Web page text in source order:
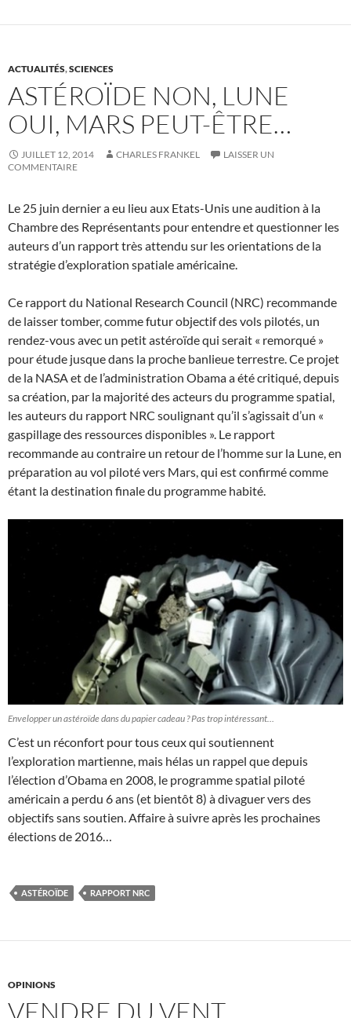
ACTUALITÉS,SCIENCES
ASTÉROÏDE NON, LUNE
OUI, MARS PEUT-ÊTRE…
JUILLET 12, 2014 CHARLES FRANKEL
LAISSER UN
COMMENTAIRE
Le 25 juin dernier a eu lieu aux Etats-Unis une audition à la
Chambre des Représentants pour entendre et questionner les
auteurs d’un rapport très attendu sur les orientations de la
stratégie d’exploration spatiale américaine.
Ce rapport du National Research Council (NRC) recommande
de laisser tomber, comme futur objectif des vols pilotés, un
rendez-vous avec un petit astéroïde qui serait « remorqué »
pour étude jusque dans la proche banlieue terrestre. Ce projet
de la NASA et de l’administration Obama a été critiqué, depuis
sa création, par la majorité des acteurs du programme spatial,
les auteurs du rapport NRC soulignant qu’il s’agissait d’un «
gaspillage des ressources disponibles ». Le rapport
recommande au contraire un retour de l’homme sur la Lune, en
préparation au vol piloté vers Mars, qui est confirmé comme
étant la destination finale du programme habité.
Envelopper un astéroïde dans du papier cadeau ? Pas trop intéressant…
C’est un réconfort pour tous ceux qui soutiennent
l’exploration martienne, mais hélas un rappel que depuis
l’élection d’Obama en 2008, le programme spatial piloté
américain a perdu 6 ans (et bientôt 8) à divaguer vers des
objectifs sans soutien. Affaire à suivre après les prochaines
élections de 2016…
ASTÉROÏDE RAPPORT NRC
OPINIONS
VENDRE DU VENT